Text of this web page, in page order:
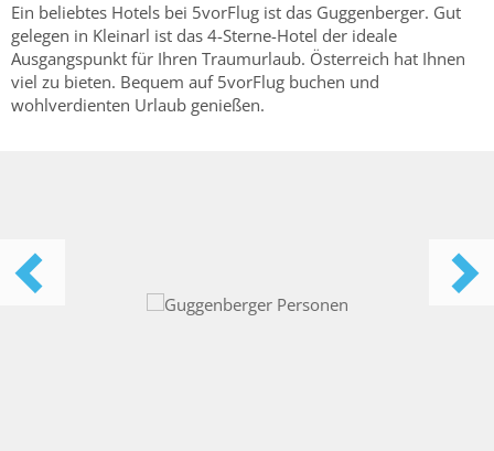
Ein beliebtes Hotels bei 5vorFlug ist das Guggenberger. Gut
gelegen in Kleinarl ist das 4-Sterne-Hotel der ideale
Ausgangspunkt für Ihren Traumurlaub. Österreich hat Ihnen
viel zu bieten. Bequem auf 5vorFlug buchen und
wohlverdienten Urlaub genießen.